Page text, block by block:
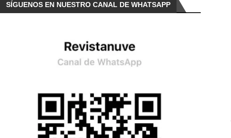
SÍGUENOS EN NUESTRO CANAL DE WHATSAPP